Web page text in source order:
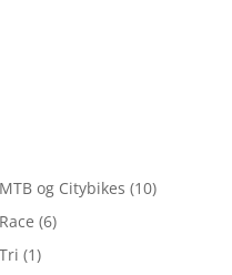
og Citybikes (10)
(6)
(1)